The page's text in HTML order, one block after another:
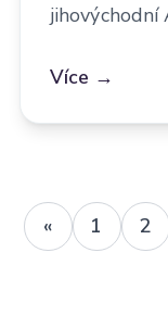
jihovýchodní
Více →
Předchozí
« 1 2